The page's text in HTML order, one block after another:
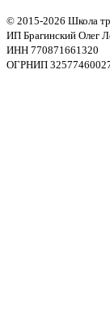
© 2015-2026 Школа
ИП Брагинский Олег
ИНН 770871661320
ОГРНИП